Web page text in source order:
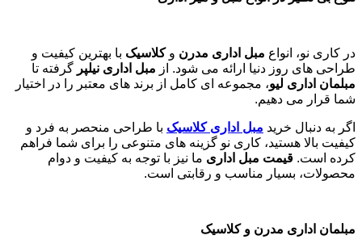
در کاری نو، انواع مبل اداری مدرن وکلاسیک با بهترین کیفیت و
طراحی های روز دنیا ارائه می شود. از مبل اداری نیلپر گرفته تا
مبلمان اداری لیو، مجموعه ای کامل از برند های معتبر را در اختیار
شما قرار می دهیم.
اگر به دنبال خرید مبل اداری کلاسیک با طراحی منحصر به فرد و
کیفیت بالا هستید، کاری نو گزینه های متنوعی را برای شما فراهم
کرده است. قیمت مبل اداری ما نیز با توجه به کیفیت و دوام
محصولات، بسیار مناسب و رقابتی است.
مبلمان اداری مدرن و کلاسیک